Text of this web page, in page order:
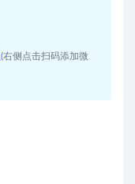
(右侧点击扫码添加微